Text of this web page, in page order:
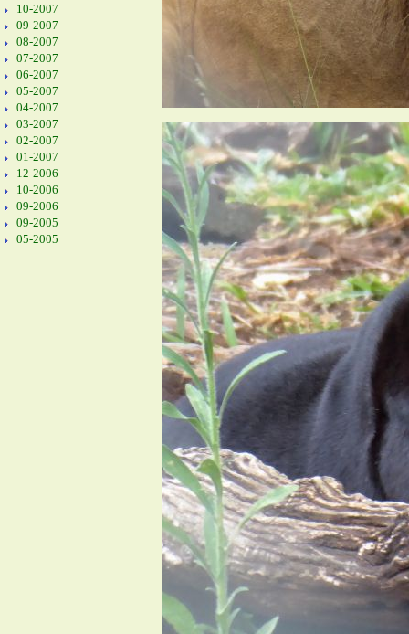
10-2007
09-2007
08-2007
07-2007
06-2007
05-2007
04-2007
03-2007
02-2007
01-2007
12-2006
10-2006
09-2006
09-2005
05-2005